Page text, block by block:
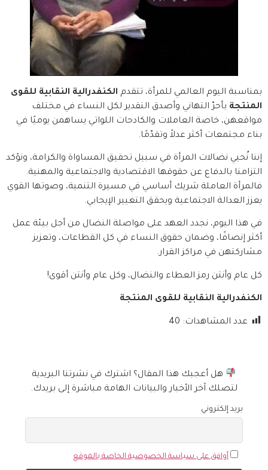
بمناسبة اليوم العالمي للمرأة، تتقدم الكنفدرالية النقابية للقوى
المنتجة بأحرّ التهاني وأصدق التقدير لكل النساء في مختلف
مواقعهن، خاصة العاملات والكادحات اللواتي يساهمن يوميًا في
بناء مجتمعات أكثر عدلاً وتقدّمًا.
إننا نُحيي نضالات المرأة في سبيل تحقيق المساواة والكرامة، ونؤكد
التزامنا بالدفاع عن حقوقها الاقتصادية والاجتماعية والمهنية.
فالمرأة العاملة شريك أساسي في مسيرة التنمية، وصوتها القوي
يعزز العدالة الاجتماعية ويحقق التغيير الإيجابي.
في هذا اليوم، نجدد العهد على مواصلة النضال من أجل بيئة عمل
أكثر إنصافًا، وضمان حقوق النساء في كل القطاعات، وتعزيز
مشاركتهن في مراكز القرار.
كل عام وأنتن رمز العطاء والنضال، وكل عام وأنتن أقوى!
الكنفدرالية النقابية للقوى المنتجة
عدد المشاهدات: 40
هل أعجبك هذا المقال؟ اشترك في نشرتنا البريدية
لتصلك آخر الأخبار والبيانات الهامة مباشرة إلى بريدك.
بريد إلكتروني
أوافق على سياسة الخصوصية الخاصة بالموقع